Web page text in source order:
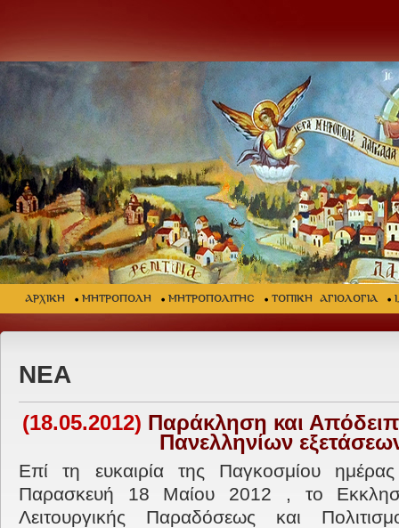
ΑΡΧΙΚΗ ΜΗΤΡΟΠΟΛΗ ΜΗΤΡΟΠΟΛΙΤΗΣ ΤΟΠΙΚΗ ΑΓΙΟΛΟΓΙΑ
ΝΕΑ
(18.05.2012) Παράκληση και
Πανελληνίων
Επί τη ευκαιρία της Παγκοσμίου
Παρασκευή 18 Μαίου 2012 , το
Λειτουργικής Παραδόσεως και